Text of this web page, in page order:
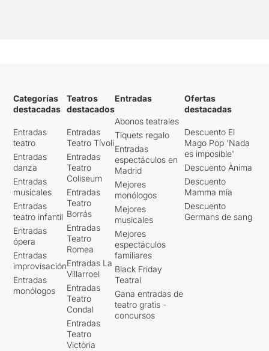
Categorías
destacadas
Entradas
teatro
Entradas
danza
Entradas
musicales
Entradas
teatro infantil
Entradas
ópera
Entradas
improvisación
Entradas
monólogos
Teatros
destacados
Entradas
Teatro Tívoli
Entradas
Teatro
Coliseum
Entradas
Teatro
Borrás
Entradas
Teatro
Romea
Entradas La
Villarroel
Entradas
Teatro
Condal
Entradas
Teatro
Victòria
Entradas
Abonos teatrales
Tiquets regalo
Entradas
espectáculos en
Madrid
Mejores
monólogos
Mejores
musicales
Mejores
espectáculos
familiares
Black Friday
Teatral
Gana entradas de
teatro gratis -
concursos
Ofertas
destacadas
Descuento El
Mago Pop 'Nada
es imposible'
Descuento Ànima
Descuento
Mamma mia
Descuento
Germans de sang